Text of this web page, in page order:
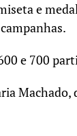
e
e 700